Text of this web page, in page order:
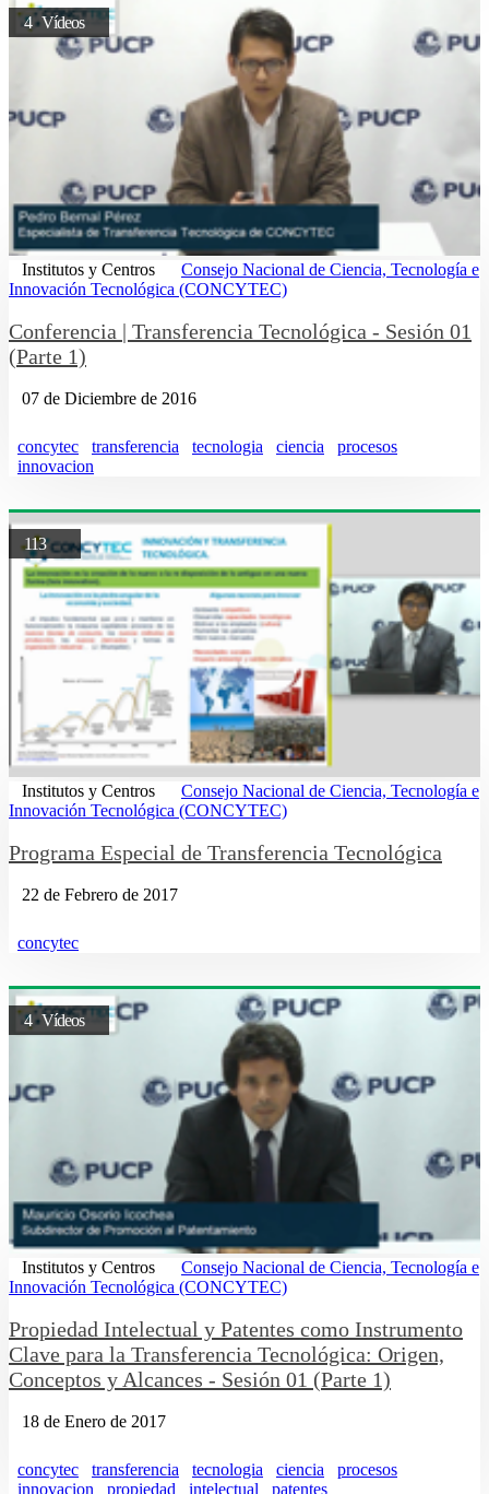
4 Vídeos
Institutos y Centros
Consejo Nacional de Ciencia, Tecnología e
Innovación Tecnológica (CONCYTEC)
Conferencia | Transferencia Tecnológica - Sesión 01
(Parte 1)
07 de Diciembre de 2016
concytec transferencia tecnologia ciencia
procesos
innovacion
113
Institutos y Centros
Consejo Nacional de Ciencia, Tecnología e
Innovación Tecnológica (CONCYTEC)
Programa Especial de Transferencia Tecnológica
22 de Febrero de 2017
concytec
4 Vídeos
Institutos y Centros
Consejo Nacional de Ciencia, Tecnología e
Innovación Tecnológica (CONCYTEC)
Propiedad Intelectual y Patentes como Instrumento
Clave para la Transferencia Tecnológica: Origen,
Conceptos y Alcances - Sesión 01 (Parte 1)
18 de Enero de 2017
concytec transferencia tecnologia ciencia
procesos
innovacion
propiedad intelectual patentes